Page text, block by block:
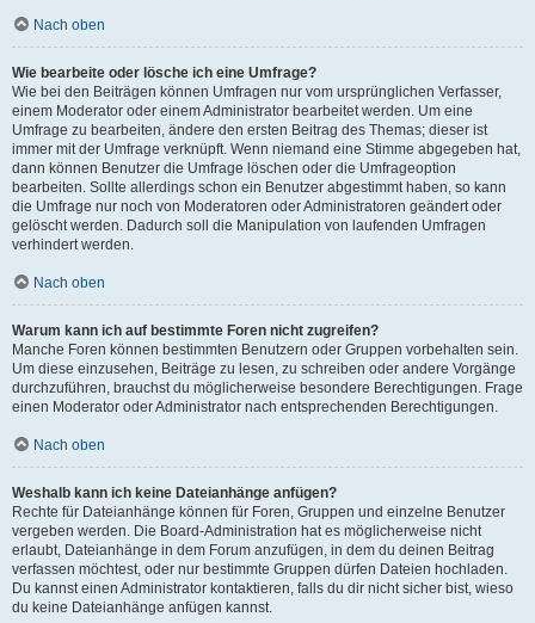
Nach oben
Wie bearbeite oder lösche ich eine Umfrage?
Wie bei den Beiträgen können Umfragen nur vom ursprünglichen Verfasser,
einem Moderator oder einem Administrator bearbeitet werden. Um eine
Umfrage zu bearbeiten, ändere den ersten Beitrag des Themas; dieser ist
immer mit der Umfrage verknüpft. Wenn niemand eine Stimme abgegeben hat,
dann können Benutzer die Umfrage löschen oder die Umfrageoption
bearbeiten. Sollte allerdings schon ein Benutzer abgestimmt haben, so kann
die Umfrage nur noch von Moderatoren oder Administratoren geändert oder
gelöscht werden. Dadurch soll die Manipulation von laufenden Umfragen
verhindert werden.
Nach oben
Warum kann ich auf bestimmte Foren nicht zugreifen?
Manche Foren können bestimmten Benutzern oder Gruppen vorbehalten sein.
Um diese einzusehen, Beiträge zu lesen, zu schreiben oder andere Vorgänge
durchzuführen, brauchst du möglicherweise besondere Berechtigungen. Frage
einen Moderator oder Administrator nach entsprechenden Berechtigungen.
Nach oben
Weshalb kann ich keine Dateianhänge anfügen?
Rechte für Dateianhänge können für Foren, Gruppen und einzelne Benutzer
vergeben werden. Die Board-Administration hat es möglicherweise nicht
erlaubt, Dateianhänge in dem Forum anzufügen, in dem du deinen Beitrag
verfassen möchtest, oder nur bestimmte Gruppen dürfen Dateien hochladen.
Du kannst einen Administrator kontaktieren, falls du dir nicht sicher bist, wieso
du keine Dateianhänge anfügen kannst.